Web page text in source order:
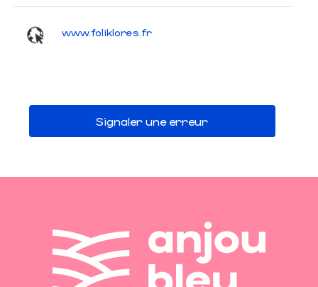
www.foliklores.fr
Signaler une erreur